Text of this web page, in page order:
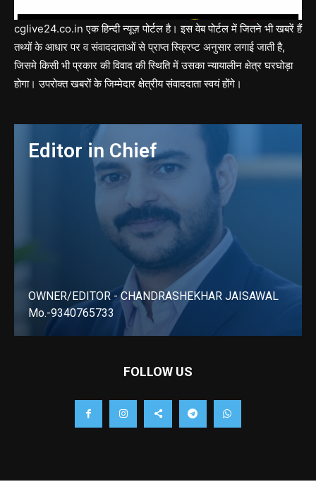
cglive24.co.in एक हिन्दी न्यूज़ पोर्टल है। इस वेब पोर्टल में जितने भी खबरें हैं
तथ्यों के आधार पर व संवाददाताओं से प्राप्त स्क्रिप्ट अनुसार लगाई जाती है,
जिसमे किसी भी प्रकार की विवाद की स्थिति में उसका न्यायालीन क्षेत्र घरघोड़ा
होगा। उपरोक्त खबरों के जिम्मेदार क्षेत्रीय संवाददाता स्वयं होंगे।
Editor in Chief
OWNER/EDITOR - CHANDRASHEKHAR JAISAWAL
Mo.-9340765733
FOLLOW US